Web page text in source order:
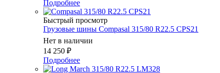
Подробнее
Быстрый просмотр
Грузовые шины Compasal 315/80 R22.5 CPS21
Нет в наличии
14 250 ₽
Подробнее